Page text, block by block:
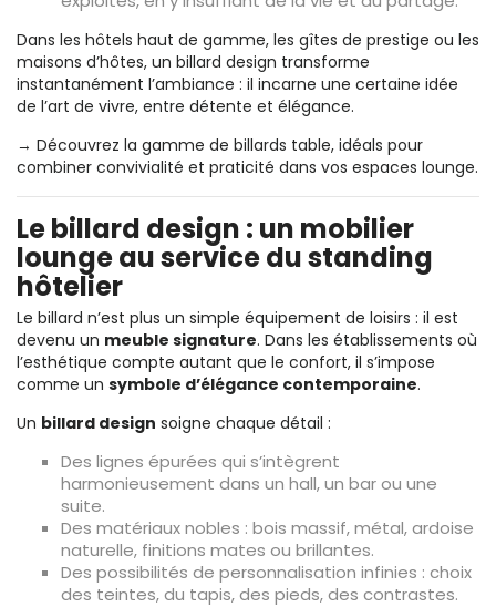
Dans les hôtels haut de gamme, les gîtes de prestige ou les
maisons d’hôtes, un billard design transforme
instantanément l’ambiance : il incarne une certaine idée
de l’art de vivre, entre détente et élégance.
→ Découvrez la gamme de billards table, idéals pour
combiner convivialité et praticité dans vos espaces lounge.
Le billard design : un mobilier
lounge au service du standing
hôtelier
Le billard n’est plus un simple équipement de loisirs : il est
devenu un meuble signature. Dans les établissements où
l’esthétique compte autant que le confort, il s’impose
comme un symbole d’élégance contemporaine.
Un billard design soigne chaque détail :
Des lignes épurées qui s’intègrent
harmonieusement dans un hall, un bar ou une
suite.
Des matériaux nobles : bois massif, métal, ardoise
naturelle, finitions mates ou brillantes.
Des possibilités de personnalisation infinies : choix
des teintes, du tapis, des pieds, des contrastes.